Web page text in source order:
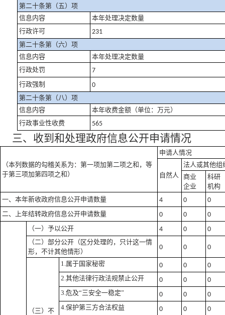
第二十条第（五）项
信息内容
本年处理决定数量
行政许可
231
第二十条第（六）项
信息内容
本年处理决定数量
行政处罚
7
行政强制
0
第二十条第（八）项
信息内容
本年收费金额（单位：万元）
行政事业性收费
565
三、收到和处理政府信息公开申请情况
（本列数据的勾稽关系为：第一项加第二项之和，等
于第三项加第四项之和）
申请人情况
自然人
法人或其他组
商业
企业
科研
机构
一、本年新收政府信息公开申请数量
4 0
0
二、上年结转政府信息公开申请数量
0 0 0
（一）予以公开 4 0
0
（二）部分公开 （区分处理的，只计这一情
形，不计其他情形）
0 0 0
（三）不
1.属于国家秘密 0 0
0
2.其他法律行政法规禁止公开
0 0
0
3.危及“三安全一稳定”
0 0
0
4.保护第三方合法权益
0 0
0